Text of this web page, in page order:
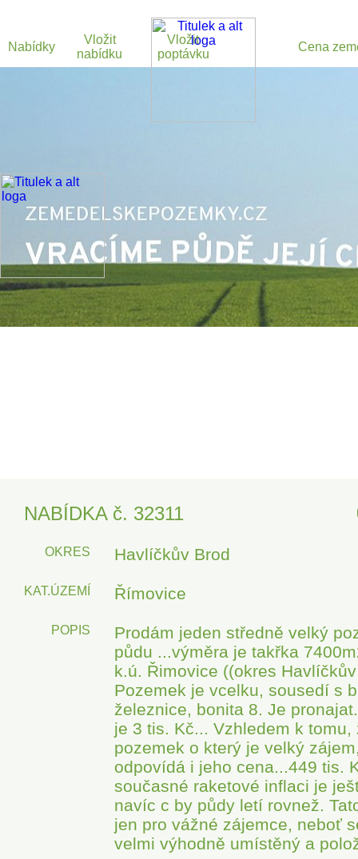
Nabídky
Vložit
nabídku
Vložit
poptávku
Cena
NABÍDKA č. 32311
OKRES Havlíčkův Brod
KAT.ÚZEMÍ Římovice
POPIS
Prodám jeden středně velký
půdu ...výměra je takřka
k.ú. Řimovice ((okres
Pozemek je vcelku, sousedí s
železnice, bonita 8. Je
je 3 tis. Kč... Vzhledem k tomu,
pozemek o který je velký
odpovídá i jeho cena...449 tis.
současné raketové inflaci je
navíc c by půdy letí rovnež.
jen pro vážné zájemce, neboť
velmi výhodně umístěný a